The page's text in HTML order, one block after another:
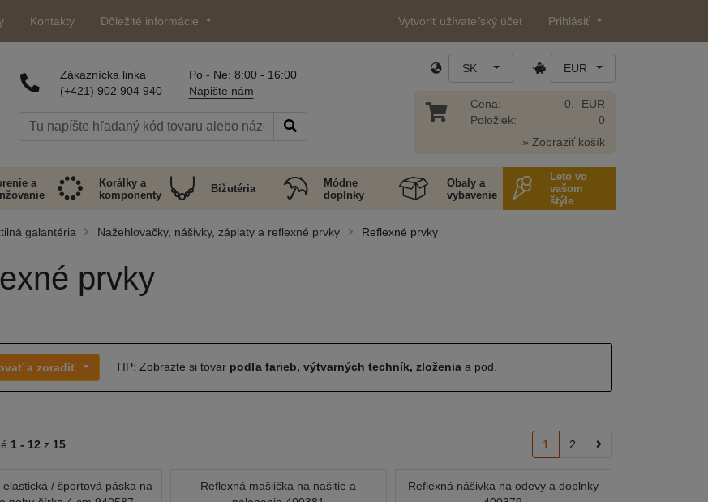
Kontakty Dôležité informácie Vytvoriť užívateľský účet Prihlásiť
Zákaznícka linka
(+421) 902 904 940
Po - Ne: 8:00 - 16:00
Napište nám
SK EUR
Cena:
Položiek:
0,- EUR
0
» Zobraziť košík
a
Korálky a
komponenty
Bižutéria
Módne
doplnky
Obaly a
vybavenie
Leto vo
vašom
štýle
galantéria Nažehlovačky, nášivky, záplaty a reflexné prvky Reflexné prvky
prvky
a zoradiť TIP: Zobrazte si tovar podľa farieb, výtvarných techník, zloženiaa pod.
1 - 12 z 15 1 2
elastická / športová páska na
Reflexná mašlička na našitie a
Reflexná nášivka na odevy a doplnky